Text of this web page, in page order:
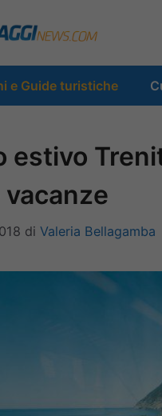
e Guide turistiche
estivo
di Valeria Bellagamba